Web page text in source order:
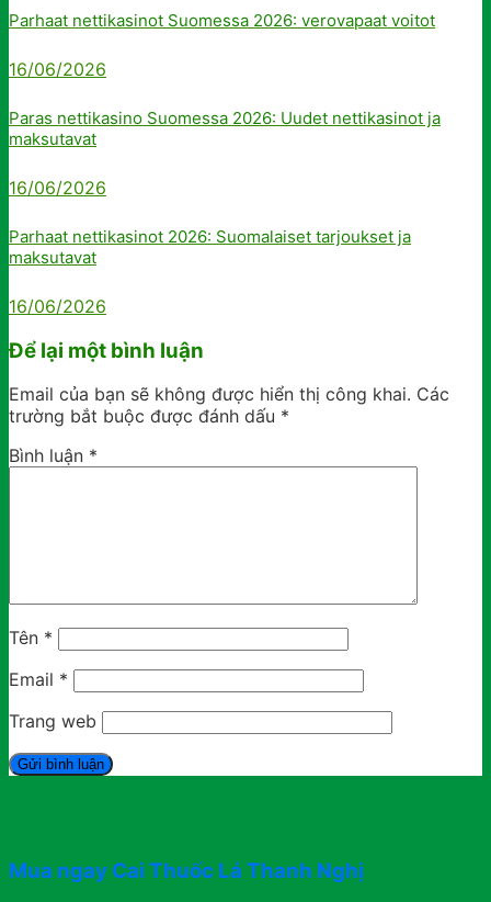
Parhaat nettikasinot Suomessa 2026: verovapaat voitot
16/06/2026
Paras nettikasino Suomessa 2026: Uudet nettikasinot ja
maksutavat
16/06/2026
Parhaat nettikasinot 2026: Suomalaiset tarjoukset ja
maksutavat
16/06/2026
Để lại một bình luận
Email của bạn sẽ không được hiển thị công khai. Các
trường bắt buộc được đánh dấu *
Bình luận *
Tên *
Email *
Trang web
Mua ngay Cai Thuốc Lá Thanh Nghị